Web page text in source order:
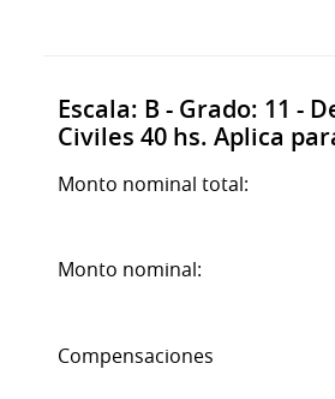
Escala: B - Grado: 11 -
Civiles 40 hs. Aplica
Monto nominal total:
Monto nominal:
Compensaciones